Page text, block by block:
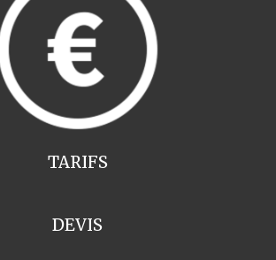
TARIFS
DEVIS